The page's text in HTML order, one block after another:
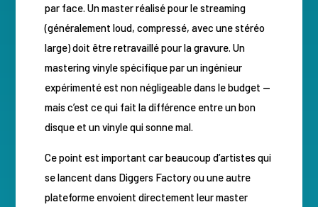
par face. Un master réalisé pour le streaming
(généralement loud, compressé, avec une stéréo
large) doit être retravaillé pour la gravure. Un
mastering vinyle spécifique par un ingénieur
expérimenté est non négligeable dans le budget —
mais c’est ce qui fait la différence entre un bon
disque et un vinyle qui sonne mal.
Ce point est important car beaucoup d’artistes qui
se lancent dans Diggers Factory ou une autre
plateforme envoient directement leur master